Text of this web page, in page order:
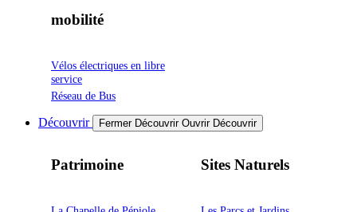
mobilité
Vélos électriques en libre
service
Réseau de Bus
Découvrir Fermer Découvrir Ouvrir Découvrir
Patrimoine Sites Naturels